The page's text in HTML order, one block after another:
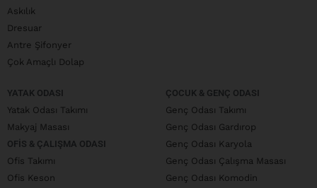
Askılık
Dresuar
Antre Şifonyer
Çok Amaçlı Dolap
YATAK ODASI
Yatak Odası Takımı
Makyaj Masası
OFIS & ÇALIŞMA ODASI
Ofis Takımı
Ofis Keson
ÇOCUK & GENÇ ODASI
Genç Odası Takımı
Genç Odası Gardırop
Genç Odası Karyola
Genç Odası Çalışma Masası
Genç Odası Komodin